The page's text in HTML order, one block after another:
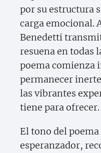
por su estructura
carga emocional.
Benedetti
resuena en todas
poema comienza
permanecer
las vibrantes
tiene para ofrecer.
El tono del
esperanzador,